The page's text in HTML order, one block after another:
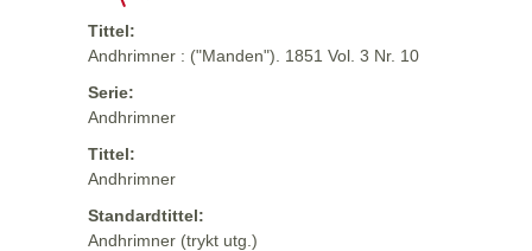
Tittel:
Andhrimner : ("Manden"). 1851 Vol. 3 Nr. 10
Serie:
Andhrimner
Tittel:
Andhrimner
Standardtittel:
Andhrimner (trykt utg.)